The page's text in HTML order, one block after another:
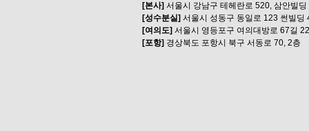
[본사] 서울시 강남구 테헤란로 520, 삼안빌딩
[성수분실] 서울시 성동구 동일로 123 썬빌딩
[여의도] 서울시 영등포구 여의대방로 67길
[포항] 경상북도 포항시 북구 서동로 70, 2층